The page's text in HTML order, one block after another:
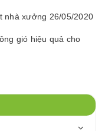
nhà xưởng 26/05/2020
gió hiệu quả cho